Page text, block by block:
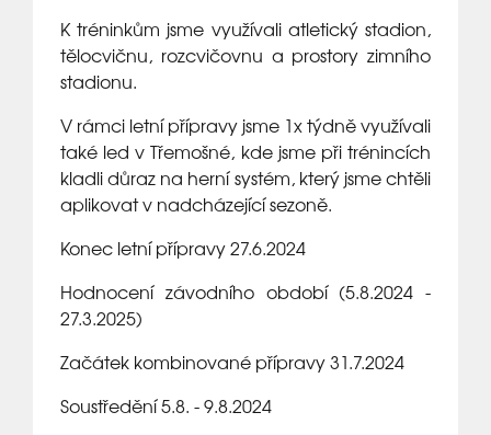
K tréninkům jsme využívali atletický stadion,
tělocvičnu, rozcvičovnu a prostory zimního
stadionu.
V rámci letní přípravy jsme 1x týdně využívali
také led v Třemošné, kde jsme při trénincích
kladli důraz na herní systém, který jsme chtěli
aplikovat v nadcházející sezoně.
Konec letní přípravy 27.6.2024
Hodnocení závodního období (5.8.2024 -
27.3.2025)
Začátek kombinované přípravy 31.7.2024
Soustředění 5.8. - 9.8.2024